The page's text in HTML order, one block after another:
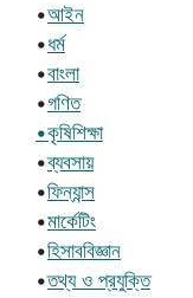
•আইন
•ধর্ম
•বাংলা
•গণিত
•কৃষিশিক্ষা
•ব্যবসায়
•ফিন্যান্স
•মার্কেটিং
•হিসাববিজ্ঞান
•তথ্য ও প্রযুক্তি